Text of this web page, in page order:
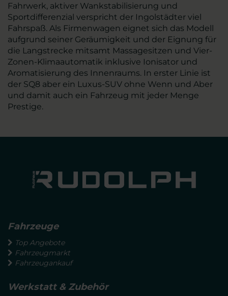
Fahrwerk, aktiver Wankstabilisierung und
Sportdifferenzial verspricht der Ingolstädter viel
Fahrspaß. Als Firmenwagen eignet sich das Modell
aufgrund seiner Geräumigkeit und der Eignung für
die Langstrecke mitsamt Massagesitzen und Vier-
Zonen-Klimaautomatik inklusive Ionisator und
Aromatisierung des Innenraums. In erster Linie ist
der SQ8 aber ein Luxus-SUV ohne Wenn und Aber
und damit auch ein Fahrzeug mit jeder Menge
Prestige.
Fahrzeuge
Top Angebote
Fahrzeugmarkt
Fahrzeugankauf
Werkstatt & Zubehör